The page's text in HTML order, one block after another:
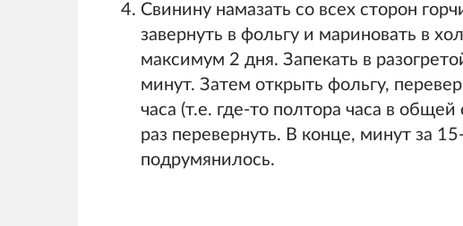
Свинину намазать со всех сторон
завернуть в фольгу и мариновать в
максимум 2 дня. Запекать в
минут. Затем открыть фольгу,
часа (т.е. где-то полтора часа в
раз перевернуть. В конце, минут за
подрумянилось.